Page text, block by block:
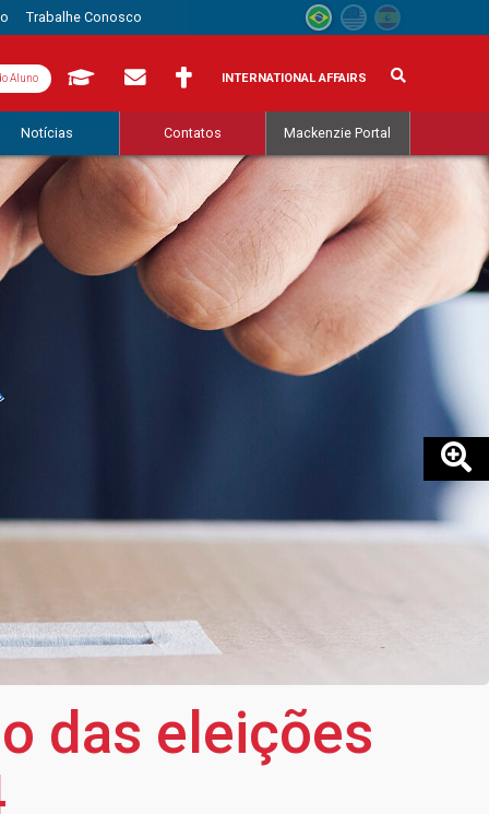
Trabalhe Conosco
Aluno INTERNATIONAL AFFAIRS
Notícias Contatos Mackenzie Portal
das eleições